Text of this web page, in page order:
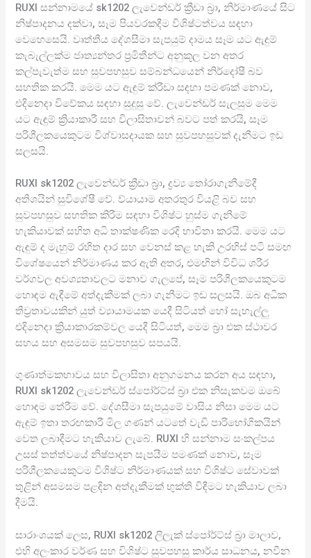
RUXI සන්නාමයේ sk1202 ලැවෙන්ඩර් ක්‍රීඩා බ්‍රා, නිර්මාණයේ සිට
නිෂ්පාදනය දක්වා, සෑම පියවරකදීම විශිෂ්ටත්වය සඳහා
වෙහෙසෙයි. වෘත්තීය දේශසීමා සැපයුම් දාමය සෑම යට ඇඳුම්
කැබැල්ලක්ම ජාත්‍යන්තර ප්‍රමිතීන්ට අනුකූල වන අතර
කල්පැවැත්ම සහ සුවපහසුව සම්බන්ධයෙන් නිර්දෝෂී බව
සහතික කරයි. මෙම යට ඇඳුම් ක්රීඩා සඳහා පමණක් නොව,
එදිනෙදා විවේකය සඳහා සුදුසු වේ. ලැවෙන්ඩර් සැලසුම මෙම
යට ඇඳුම් ක්‍රියාකාරී සහ විලාසිතාවන් බවට පත් කරයි, සෑම
පරිශීලකයෙකුටම විශ්වාසදායක සහ සුවපහසුවක් දැනීමට ඉඩ
සලසයි.
RUXI sk1202 ලැවෙන්ඩර් ක්‍රීඩා බ්‍රා, ද්‍රව්‍ය තෝරාගැනීමේදී
අතිශයින් සුවිශේෂී වේ. ව්යායාම අතරතුර වියළි බව සහ
සුවපහසුව සහතික කිරීම සඳහා විශිෂ්ට හුස්ම ගැනීමේ
හැකියාවක් සහිත අධි තාක්ෂණික රෙදි භාවිතා කරයි. මෙම යට
ඇඳුම් ද මැහුම් රහිත දාර සහ වෙනස් කළ හැකි උරහිස් පටි සමඟ
විශේෂයෙන් නිර්මාණය කර ඇති අතර, එමඟින් විවිධ ශරීර
වර්ගවල අවශ්‍යතාවලට මනාව ගැලපේ, සෑම පරිශීලකයෙකුටම
හොඳම ඇඳීමේ අත්දැකීමක් ලබා ගැනීමට ඉඩ සලසයි. ඔබ අධික
තීව්‍රතාවයකින් යුත් ව්‍යායාමයක යෙදී සිටියත් හෝ සැහැල්ලු
එදිනෙදා ක්‍රියාකාරකම්වල යෙදී සිටියත්, මෙම බ්‍රා එක ස්ථාවර
සහය සහ අසමසම සුවපහසුව සපයයි.
ගුණාත්මකභාවය සහ විලාසිතා අනුගමනය කරන අය සඳහා,
RUXI sk1202 ලැවෙන්ඩර් ස්පෝර්ට්ස් බ්‍රා එක නිසැකවම ඔබේ
හොඳම තේරීම වේ. දේශසීමා සැපයුමේ වාසිය නිසා මෙම යට
ඇඳුම් ඉතා තරඟකාරී මිල ගණන් යටතේ වැඩි පාරිභෝගිකයින්
වෙත ලබාදීමට හැකියාව ලැබේ. RUXI හි සන්නාම සංකල්පය
උසස් තත්ත්වයේ නිෂ්පාදන සැපයීම පමණක් නොව, සෑම
පරිශීලකයෙකුටම විශිෂ්ට නිර්මාණයක් සහ විශිෂ්ට සේවාවක්
තුළින් අසමසම පළඳින අත්දැකීමක් භුක්ති විඳීමට හැකියාව ලබා
දීමයි.
සාරාංශයක් ලෙස, RUXI sk1202 ලිලැක් ස්පෝර්ට්ස් බ්‍රා මාලාව,
එහි අලංකාර වර්ණ සහ විශිෂ්ට සුවපහසු කාර්ය සාධනය, නවීන